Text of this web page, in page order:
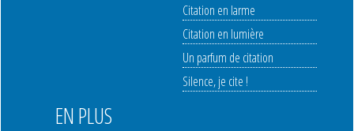
Citation en larme
Citation en lumière
Un parfum de citation
Silence, je cite !
EN PLUS